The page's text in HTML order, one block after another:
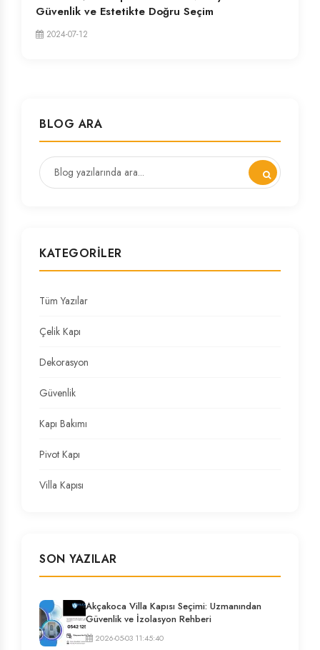
Güvenlik ve Estetikte Doğru Seçim
2024-07-12
BLOG ARA
KATEGORILER
Tüm Yazılar
Çelik Kapı
Dekorasyon
Güvenlik
Kapı Bakımı
Pivot Kapı
Villa Kapısı
SON YAZILAR
Akçakoca Villa Kapısı Seçimi: Uzmanından
Güvenlik ve İzolasyon Rehberi
2026-05-03 11:45:40